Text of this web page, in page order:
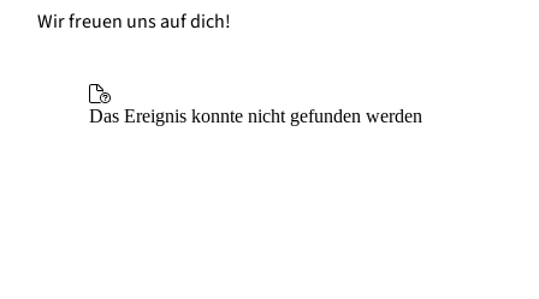
Wir freuen uns auf dich!